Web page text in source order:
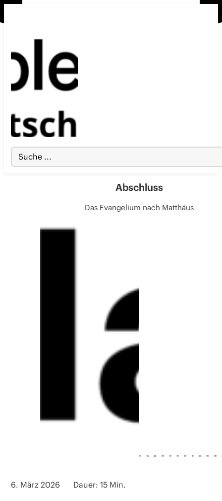
Search
...
Abschluss
Das Evangelium nach Matthäus
6. März 2026 Dauer: 15 Min.